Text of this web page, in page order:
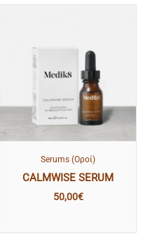
Serums (Οροί)
CALMWISE SERUM
50,00€